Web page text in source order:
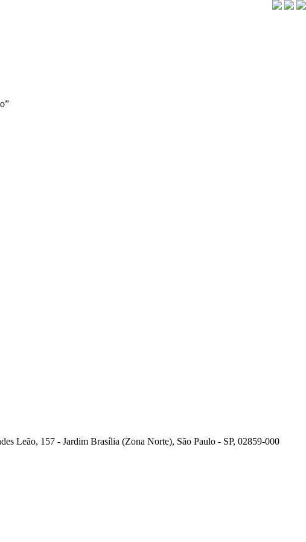
Leão, 157 - Jardim Brasília (Zona Norte), São Paulo - SP, 02859-000